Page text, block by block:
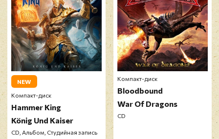
NEW
Компакт-диск
Hammer King
König Und Kaiser
CD, Альбом, Студийная запись
Компакт-диск
Bloodbound
War Of Dragons
CD